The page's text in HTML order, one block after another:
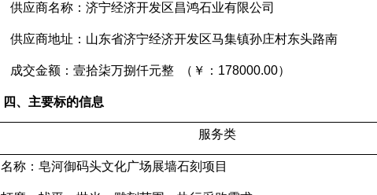
供应商名称：济宁经济开发区昌鸿石业有限公司
供应商地址：山东省济宁经济开发区马集镇孙庄村东头路南
成交金额：壹拾柒万捌仟元整 （ ￥ ： 178000.00）
四、主要标的信息
服务类
名称：皂河御码头文化广场展墙石刻项目